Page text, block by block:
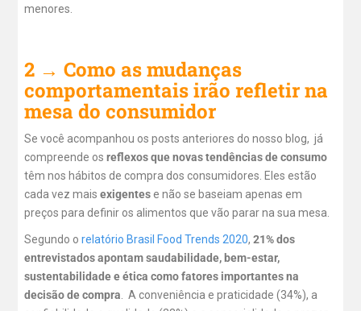
menores.
2 → Como as mudanças
comportamentais irão refletir na
mesa do consumidor
Se você acompanhou os posts anteriores do nosso blog, já
compreende osreflexos que novas tendências de consumo
têm nos hábitos de compra dos consumidores. Eles estão
cada vez maisexigentese não se baseiam apenas em
preços para definir os alimentos que vão parar na sua mesa.
Segundo orelatório Brasil Food Trends 2020,21% dos
entrevistados apontam saudabilidade, bem-estar,
sustentabilidade e ética como fatores importantes na
decisão de compra . A conveniência e praticidade (34%), a